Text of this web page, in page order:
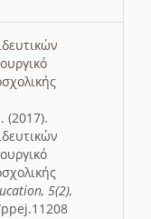
(2017).
, 5(2),